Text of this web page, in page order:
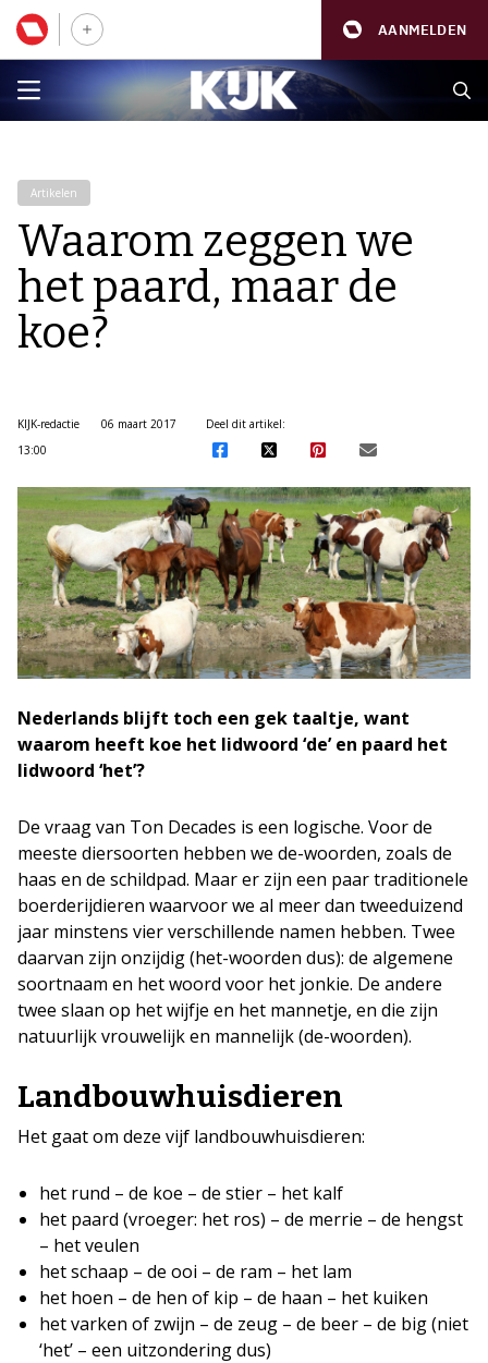
AANMELDEN
Artikelen
Waarom zeggen we
het paard, maar de
koe?
KIJK-redactie
06 maart 2017
13:00
Deel dit artikel:
Nederlands blijft toch een gek taaltje, want
waarom heeft koe het lidwoord ‘de’ en paard het
lidwoord ‘het’?
De vraag van Ton Decades is een logische. Voor de
meeste diersoorten hebben we de-woorden, zoals de
haas en de schildpad. Maar er zijn een paar traditionele
boerderijdieren waarvoor we al meer dan tweeduizend
jaar minstens vier verschillende namen hebben. Twee
daarvan zijn onzijdig (het-woorden dus): de algemene
soortnaam en het woord voor het jonkie. De andere
twee slaan op het wijfje en het mannetje, en die zijn
natuurlijk vrouwelijk en mannelijk (de-woorden).
Landbouwhuisdieren
Het gaat om deze vijf landbouwhuisdieren:
het rund – de koe – de stier – het kalf
het paard (vroeger: het ros) – de merrie – de hengst
– het veulen
het schaap – de ooi – de ram – het lam
het hoen – de hen of kip – de haan – het kuiken
het varken of zwijn – de zeug – de beer – de big (niet
‘het’ – een uitzondering dus)